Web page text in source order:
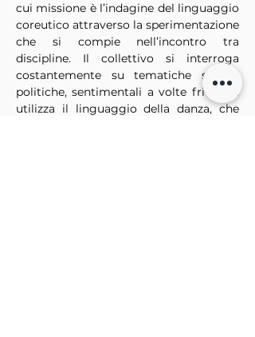
cui missione è l’indagine del linguaggio
coreutico attraverso la sperimentazione
che si compie nell’incontro tra
discipline. Il collettivo si interroga
costantemente su tematiche sociali,
politiche, sentimentali a volte frivole e
utilizza il linguaggio della danza, che